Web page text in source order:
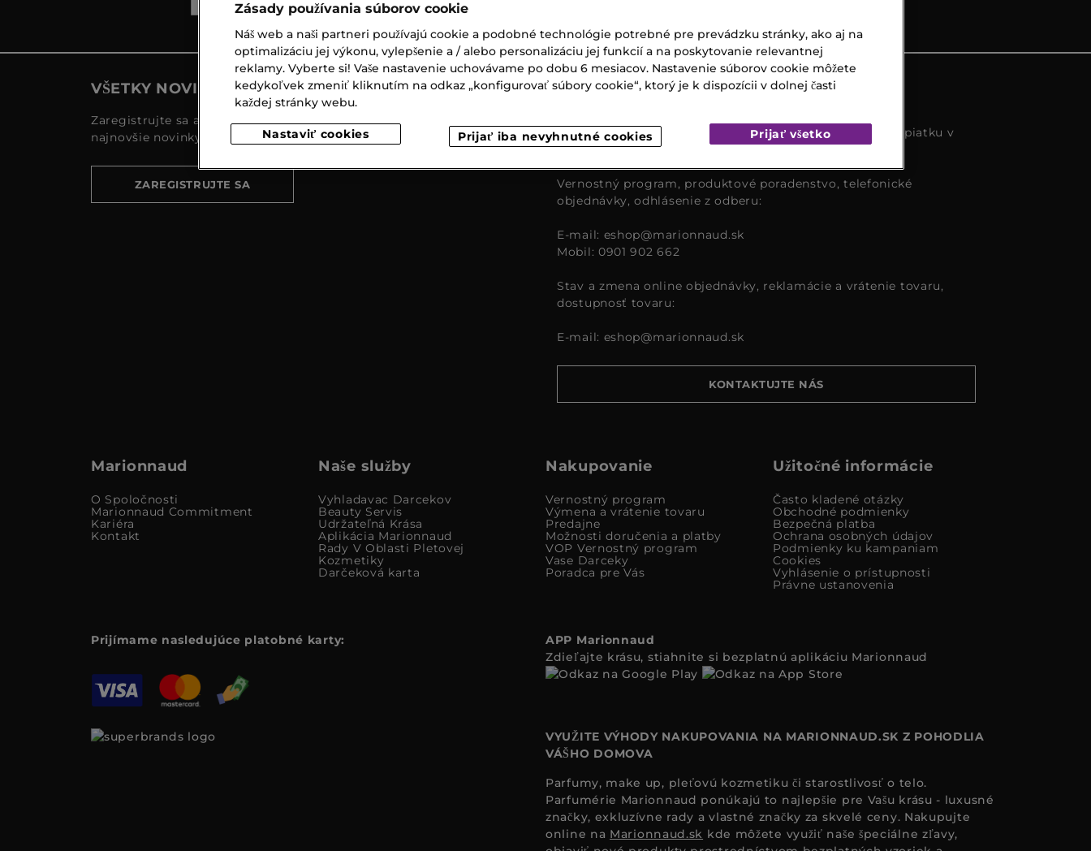
VŠETKY NOVINKY MARIONNAUD
Zaregistrujte sa a objavte naše
najnovšie novinky a akcie
ZAREGISTRUJTE SA
Zákaznícky servis je pre vás k dispozícií od pondelka do piatku v
čase od 9:00 – 16:00.
Vernostný program, produktové poradenstvo, telefonické
objednávky, odhlásenie z odberu:
E-mail: eshop@marionnaud.sk
Mobil: 0901 902 662
Stav a zmena online objednávky, reklamácie a vrátenie tovaru,
dostupnosť tovaru:
E-mail: eshop@marionnaud.sk
KONTAKTUJTE NÁS
Marionnaud
O Spoločnosti
Marionnaud Commitment
Kariéra
Kontakt
Naše služby
Vyhladavac Darcekov
Beauty Servis
Udržateľná Krása
Aplikácia Marionnaud
Rady V Oblasti Pletovej
Kozmetiky
Darčeková karta
Nakupovanie
Vernostný program
Výmena a vrátenie tovaru
Predajne
Možnosti doručenia a platby
VOP Vernostný program
Vase Darceky
Poradca pre Vás
Užitočné informácie
Často kladené otázky
Obchodné podmienky
Bezpečná platba
Ochrana osobných údajov
Podmienky ku kampaniam
Cookies
Vyhlásenie o prístupnosti
Právne ustanovenia
Prijímame nasledujúce platobné karty:
APP Marionnaud
Zdieľajte krásu, stiahnite si bezplatnú aplikáciu Marionnaud
VYUŽITE VÝHODY NAKUPOVANIA NA MARIONNAUD.SK Z POHODLIA
VÁŠHO DOMOVA
Parfumy, make up, pleťovú kozmetiku či starostlivosť o telo.
Parfumérie Marionnaud ponúkajú to najlepšie pre Vašu krásu - luxusné
značky, exkluzívne rady a vlastné značky za skvelé ceny. Nakupujte
online na Marionnaud.sk kde môžete využiť naše špeciálne zľavy,
Zásady používania súborov cookie
Náš web a naši partneri používajú cookie a podobné technológie potrebné pre prevádzku stránky, ako aj na
optimalizáciu jej výkonu, vylepšenie a / alebo personalizáciu jej funkcií a na poskytovanie relevantnej
reklamy. Vyberte si! Vaše nastavenie uchovávame po dobu 6 mesiacov. Nastavenie súborov cookie môžete
kedykoľvek zmeniť kliknutím na odkaz „konfigurovať súbory cookie“, ktorý je k dispozícii v dolnej časti
každej stránky webu.
Nastaviť cookies Prijať iba nevyhnutné cookies Prijať všetko